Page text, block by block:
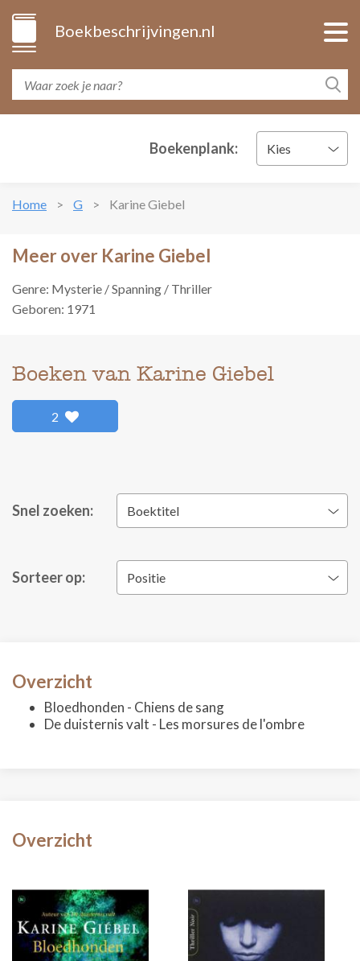
Boekbeschrijvingen.nl
Boekenplank: Kies
Home G Karine Giebel
Meer over Karine Giebel
Genre: Mysterie / Spanning / Thriller
Geboren: 1971
Boeken van Karine Giebel
2
Snel zoeken: Boektitel
Sorteer op: Positie
Overzicht
Bloedhonden - Chiens de sang
De duisternis valt - Les morsures de l'ombre
Overzicht